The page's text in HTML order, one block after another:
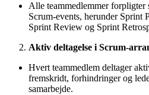
Alle teammedlemmer
Scrum-events, herunder Sprint
Sprint Review og Sprint
Aktiv deltagelse i Scrum-
Hvert teammedlem deltager
fremskridt, forhindringer og
samarbejde.